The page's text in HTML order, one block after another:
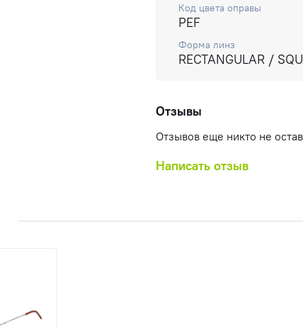
Код цвета оправы
PEF
Форма линз
RECTANGULAR /
Отзывы
Отзывов еще никто не
Написать отзыв